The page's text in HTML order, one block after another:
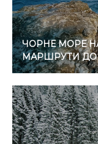
ЧОРНЕ МОРЕ
МАРШРУТИ ДО